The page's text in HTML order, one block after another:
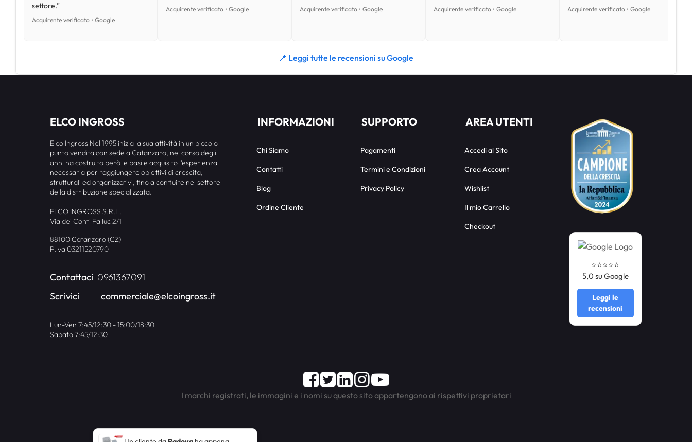
settore.”
Acquirente verificato • Google
Acquirente verificato • Google Acquirente verificato • Google Acquirente verificato • Google Acquirente verificato • Google
📍 Leggi tutte le recensioni su Google
ELCO INGROSS
Elco Ingross Nel 1995 inizia la sua attività in un piccolo
punto vendita con sede a Catanzaro, nel corso degli
anni ha costruito però le basi e acquisito l’esperienza
necessaria per raggiungere obiettivi di crescita,
strutturali ed organizzativi, fino a confluire nel settore
della distribuzione specializzata.
ELCO INGROSS S.R.L.
Via dei Conti Falluc 2/1
88100 Catanzaro (CZ)
P.iva 03211520790
Contattaci 0961367091
Scrivici
commerciale@elcoingross.it
Lun-Ven 7:45/12:30 - 15:00/18:30
Sabato 7:45/12:30
INFORMAZIONI
Chi Siamo
Contatti
Blog
Ordine Cliente
SUPPORTO
Pagamenti
Termini e Condizioni
Privacy Policy
AREA UTENTI
Accedi al Sito
Crea Account
Wishlist
Il mio Carrello
Checkout
⭐️⭐️⭐️⭐️⭐️
5,0 su Google
Leggi le
recensioni
Facebook
TwitterLinkedInInstagram
Youtube
I marchi registrati, le immagini e i nomi su questo sito appartengono ai rispettivi proprietari